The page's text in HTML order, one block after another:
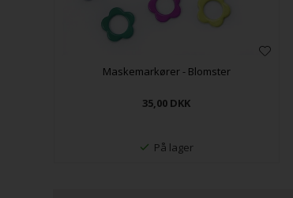
Maskemarkører - Blomster
35,00 DKK
På lager